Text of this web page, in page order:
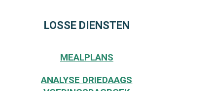
LOSSE DIENSTEN
MEALPLANS
ANALYSE DRIEDAAGS